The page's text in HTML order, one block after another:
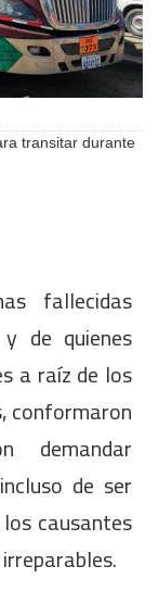
transitar durante
fallecidas
de quienes
a raíz de los
conformaron
demandar
de ser
causantes